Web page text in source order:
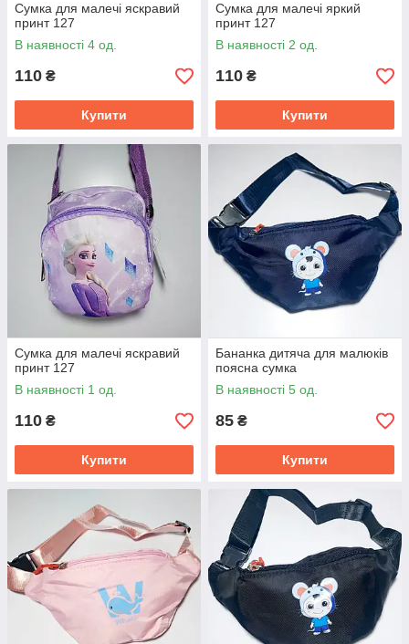
Сумка для малечі яскравий
принт 127
В наявності 4 од.
110 ₴
Купити
Сумка для малечі яркий
принт 127
В наявності 2 од.
110 ₴
Купити
Сумка для малечі яскравий
принт 127
В наявності 1 од.
110 ₴
Купити
Бананка дитяча для малюків
поясна сумка
В наявності 5 од.
85 ₴
Купити